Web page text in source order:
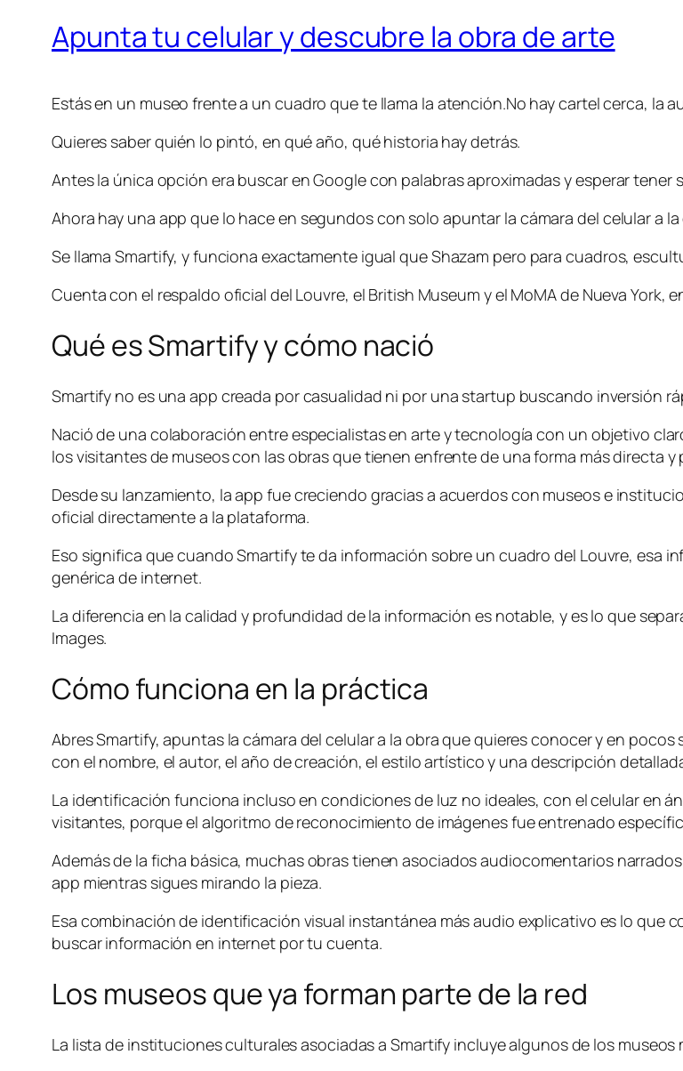
Apunta tu celular y descubre la obra de arte
Estás en un museo frente a un cuadro que te llama la atención.No hay cartel cerca, la
Quieres saber quién lo pintó, en qué año, qué historia hay detrás.
Antes la única opción era buscar en Google con palabras aproximadas y esperar tener
Ahora hay una app que lo hace en segundos con solo apuntar la cámara del celular a la
Se llama Smartify, y funciona exactamente igual que Shazam pero para cuadros,
Cuenta con el respaldo oficial del Louvre, el British Museum y el MoMA de Nueva York,
Qué es Smartify y cómo nació
Smartify no es una app creada por casualidad ni por una startup buscando inversión
Nació de una colaboración entre especialistas en arte y tecnología con un objetivo
los visitantes de museos con las obras que tienen enfrente de una forma más directa
Desde su lanzamiento, la app fue creciendo gracias a acuerdos con museos e
oficial directamente a la plataforma.
Eso significa que cuando Smartify te da información sobre un cuadro del Louvre, esa
genérica de internet.
La diferencia en la calidad y profundidad de la información es notable, y es lo que
Images.
Cómo funciona en la práctica
Abres Smartify, apuntas la cámara del celular a la obra que quieres conocer y en
con el nombre, el autor, el año de creación, el estilo artístico y una descripción
La identificación funciona incluso en condiciones de luz no ideales, con el celular en
visitantes, porque el algoritmo de reconocimiento de imágenes fue entrenado
Además de la ficha básica, muchas obras tienen asociados audiocomentarios
app mientras sigues mirando la pieza.
Esa combinación de identificación visual instantánea más audio explicativo es lo que
buscar información en internet por tu cuenta.
Los museos que ya forman parte de la red
La lista de instituciones culturales asociadas a Smartify incluye algunos de los